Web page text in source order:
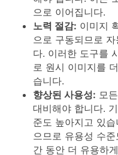
으로 이어집니다.
노력 절감: 이미지
으로 구동되므로
다. 이러한 도구를
로 원시 이미지를
습니다.
향상된 사용성: 모
대비해야 합니다.
준도 높아지고 있
으므로 유용성 수
간 동안 더 유용하